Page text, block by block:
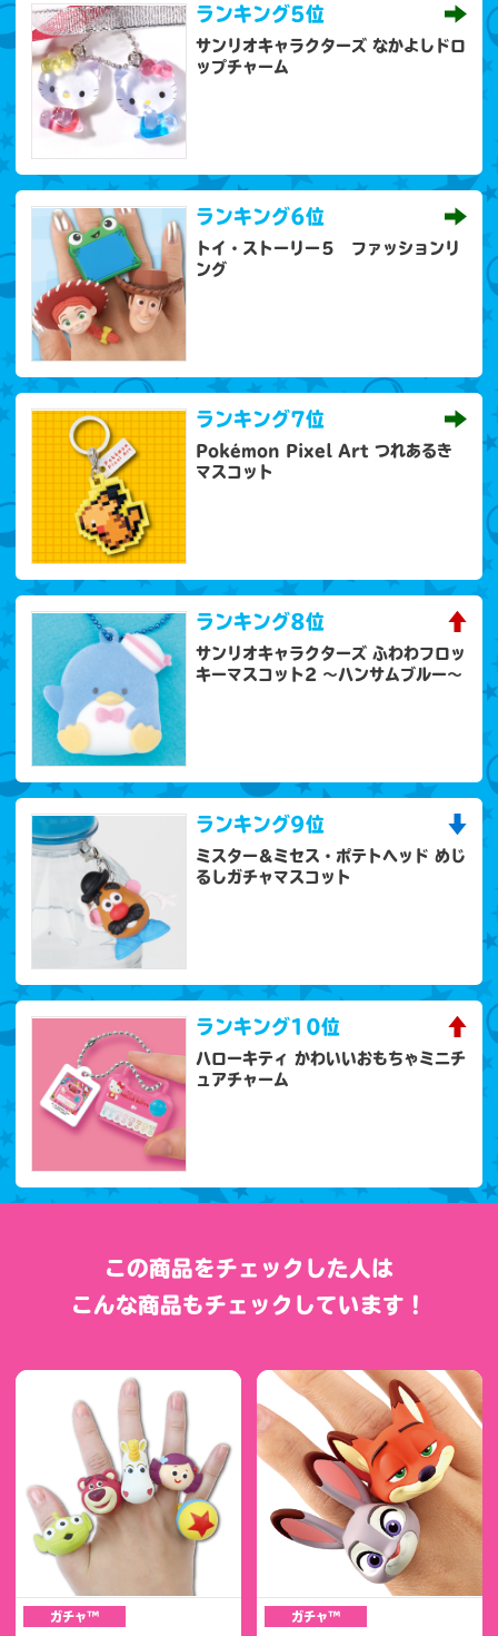
ランキング5位
サンリオキャラクターズ なかよしドロ
ップチャーム
ランキング6位
トイ・ストーリー５ ファッションリ
ング
ランキング7位
Pokémon Pixel Art つれあるき
マスコット
ランキング8位
サンリオキャラクターズ ふわわフロッ
キーマスコット2 ～ハンサムブルー～
ランキング9位
ミスター＆ミセス・ポテトヘッド めじ
るしガチャマスコット
ランキング10位
ハローキティ かわいいおもちゃミニチ
ュアチャーム
この商品をチェックした人は
こんな商品もチェックしています！
ガチャ™ ガチャ™